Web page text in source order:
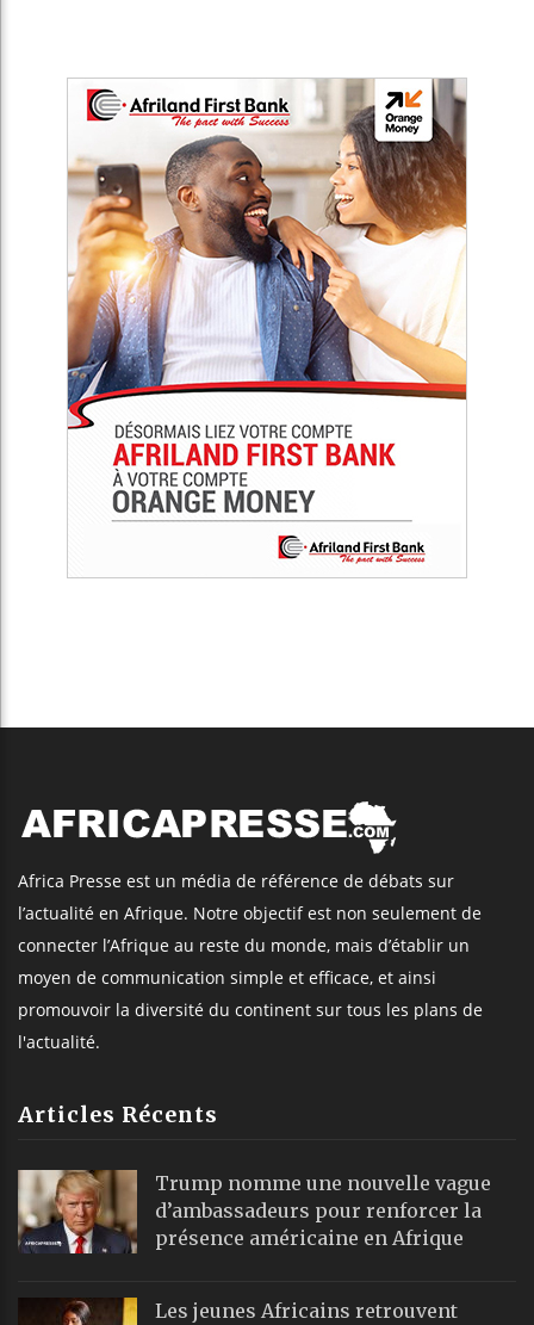
Africa Presse est un média de référence de débats sur
l’actualité en Afrique. Notre objectif est non seulement de
connecter l’Afrique au reste du monde, mais d’établir un
moyen de communication simple et efficace, et ainsi
promouvoir la diversité du continent sur tous les plans de
l'actualité.
Articles Récents
Trump nomme une nouvelle vague
d’ambassadeurs pour renforcer la
présence américaine en Afrique
Les jeunes Africains retrouvent